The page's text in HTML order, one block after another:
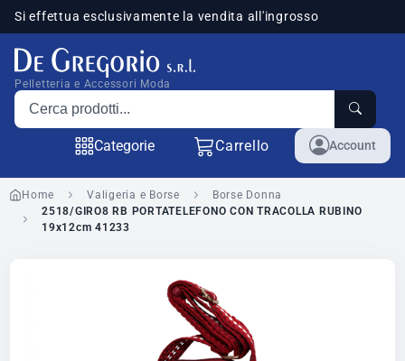
Si effettua esclusivamente la vendita all'ingrosso
Pelletteria e Accessori Moda
Cerca prodotti
Categorie Carrello Account
Home Valigeria e Borse
Borse Donna
2518/GIRO8 RB PORTATELEFONO CON TRACOLLA RUBINO
19x12cm 41233